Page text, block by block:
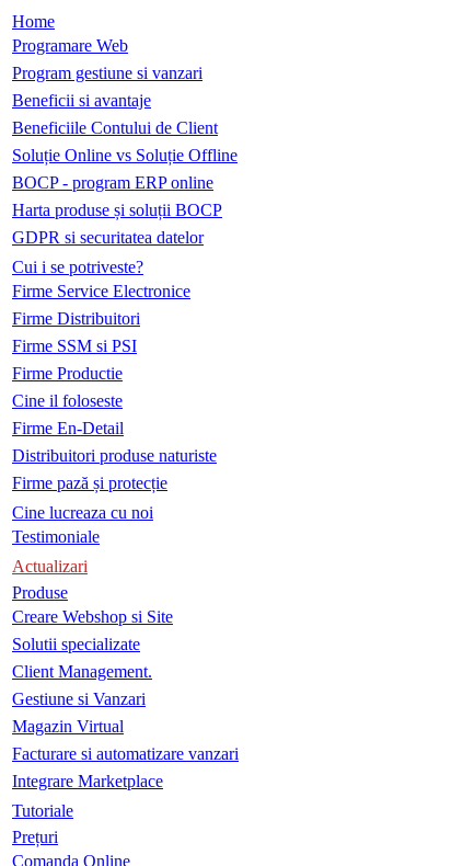
Home
Programare Web
Program gestiune si vanzari
Beneficii si avantaje
Beneficiile Contului de Client
Soluție Online vs Soluție Offline
BOCP - program ERP online
Harta produse și soluții BOCP
GDPR si securitatea datelor
Cui i se potriveste?
Firme Service Electronice
Firme Distribuitori
Firme SSM si PSI
Firme Productie
Cine il foloseste
Firme En-Detail
Distribuitori produse naturiste
Firme pază și protecție
Cine lucreaza cu noi
Testimoniale
Actualizari
Produse
Creare Webshop si Site
Solutii specializate
Client Management.
Gestiune si Vanzari
Magazin Virtual
Facturare si automatizare vanzari
Integrare Marketplace
Tutoriale
Prețuri
Comanda Online